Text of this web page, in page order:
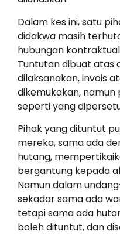
Dalam kes ini, satu
didakwa masih
hubungan
Tuntutan dibuat atas
dilaksanakan, invois
dikemukakan,
seperti yang
Pihak yang dituntut
mereka, sama ada
hutang,
bergantung kepada
Namun dalam
sekadar sama ada
tetapi sama ada
boleh dituntut, dan